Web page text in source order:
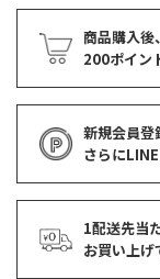
商品購入後
200ポイン
新規会員登
さらに
1配送先当
お買い上げ